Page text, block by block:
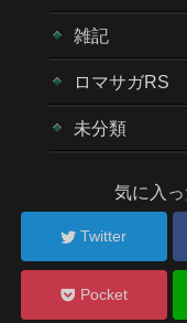
雑記
ロマサガRS
未分類
気に入
Twitter
Pocket